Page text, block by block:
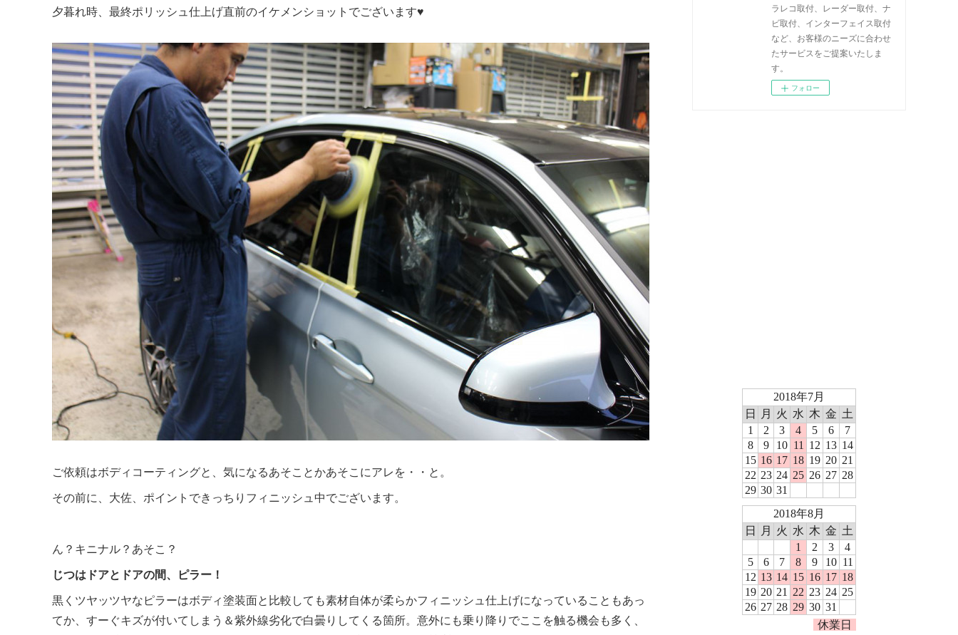
夕暮れ時、最終ポリッシュ仕上げ直前のイケメンショットでございます♥
ご依頼はボディコーティングと、気になるあそことかあそこにアレを・・と。
その前に、大佐、ポイントできっちりフィニッシュ中でございます。
ん？キニナル？あそこ？
じつはドアとドアの間、ピラー！
黒くツヤッツヤなピラーはボディ塗装面と比較しても素材自体が柔らかフィニッシュ仕上げになっていることもあっ
てか、すーぐキズが付いてしまう＆紫外線劣化で白曇りしてくる箇所。意外にも乗り降りでここを触る機会も多く、
ラレコ取付、レーダー取付、ナ
ビ取付、インターフェイス取付
など、お客様のニーズに合わせ
たサービスをご提案いたしま
す。
フォロー